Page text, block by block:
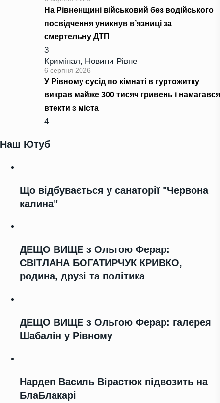
На Рівненщині військовий без водійського
посвідчення уникнув в’язниці за
смертельну ДТП
3
Кримінал, Новини Рівне
6 серпня 2026
У Рівному сусід по кімнаті в гуртожитку
викрав майже 300 тисяч гривень і намагався
втекти з міста
4
Наш Ютуб
Що відбувається у санаторії "Червона
калина"
ДЕЩО ВИЩЕ з Ольгою Ферар:
СВІТЛАНА БОГАТИРЧУК КРИВКО,
родина, друзі та політика
ДЕЩО ВИЩЕ з Ольгою Ферар: галерея
Шабалін у Рівному
Нардеп Василь Вірастюк підвозить на
БлаБлакарі